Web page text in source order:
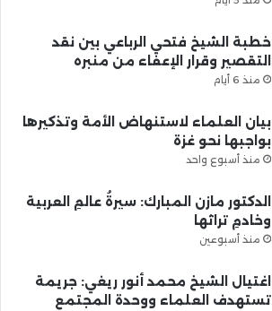
خطبة الشيخ فتحي الرباعي بين نقد
التقصير وقرار الإعفاء من منبره
منذ 6 أيام
بيان العلماء لاستنهاض الأمة وتذكيرها
بواجبها نحو غزة
منذ أسبوع واحد
الدكتور مازن المبارك: سيرةُ عالمِ العربية
وخادمِ تراثها
منذ أسبوعين
اغتيال الشيخ محمد أنور ريغي: جريمة
تستهدف العلماء ووحدة المجتمع